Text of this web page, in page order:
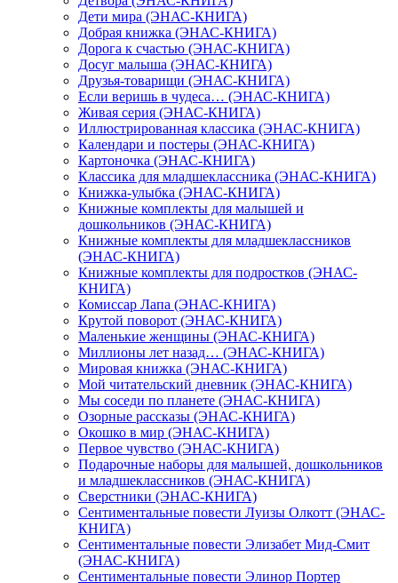
Дети мира (ЭНАС-КНИГА)
Добрая книжка (ЭНАС-КНИГА)
Дорога к счастью (ЭНАС-КНИГА)
Досуг малыша (ЭНАС-КНИГА)
Друзья-товарищи (ЭНАС-КНИГА)
Если веришь в чудеса… (ЭНАС-КНИГА)
Живая серия (ЭНАС-КНИГА)
Иллюстрированная классика (ЭНАС-КНИГА)
Календари и постеры (ЭНАС-КНИГА)
Картоночка (ЭНАС-КНИГА)
Классика для младшеклассника (ЭНАС-КНИГА)
Книжка-улыбка (ЭНАС-КНИГА)
Книжные комплекты для малышей и
дошкольников (ЭНАС-КНИГА)
Книжные комплекты для младшеклассников
(ЭНАС-КНИГА)
Книжные комплекты для подростков (ЭНАС-
КНИГА)
Комиссар Лапа (ЭНАС-КНИГА)
Крутой поворот (ЭНАС-КНИГА)
Маленькие женщины (ЭНАС-КНИГА)
Миллионы лет назад… (ЭНАС-КНИГА)
Мировая книжка (ЭНАС-КНИГА)
Мой читательский дневник (ЭНАС-КНИГА)
Мы соседи по планете (ЭНАС-КНИГА)
Озорные рассказы (ЭНАС-КНИГА)
Окошко в мир (ЭНАС-КНИГА)
Первое чувство (ЭНАС-КНИГА)
Подарочные наборы для малышей, дошкольников
и младшеклассников (ЭНАС-КНИГА)
Сверстники (ЭНАС-КНИГА)
Сентиментальные повести Луизы Олкотт (ЭНАС-
КНИГА)
Сентиментальные повести Элизабет Мид-Смит
(ЭНАС-КНИГА)
Сентиментальные повести Элинор Портер